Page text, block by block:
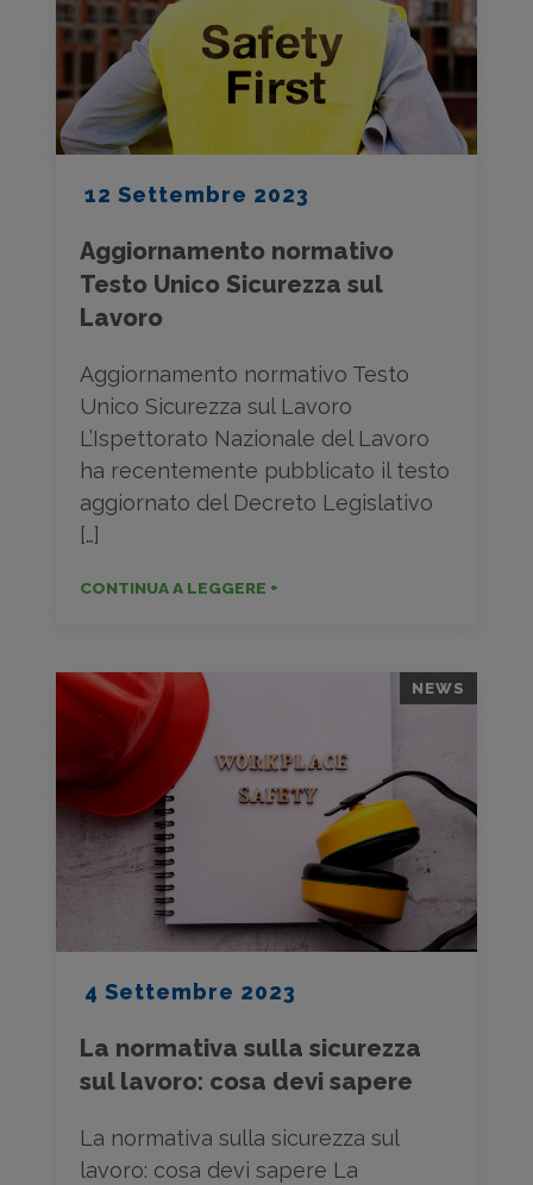
12 Settembre 2023
Aggiornamento normativo
Testo Unico Sicurezza sul
Lavoro
Aggiornamento normativo Testo
Unico Sicurezza sul Lavoro
L’Ispettorato Nazionale del Lavoro
ha recentemente pubblicato il testo
aggiornato del Decreto Legislativo
[…]
CONTINUA A LEGGERE +
4 Settembre 2023
NEWS
La normativa sulla sicurezza
sul lavoro: cosa devi sapere
La normativa sulla sicurezza sul
lavoro: cosa devi sapere La